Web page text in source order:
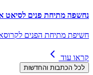
נחשפה מתיחת פנים לסיאט
חשיפת מתיחת הפנים
קראו עוד
לכל הכתבות והחדשות